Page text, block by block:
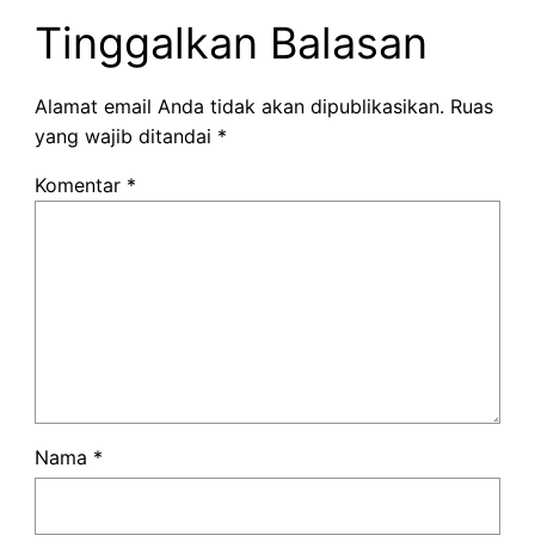
Tinggalkan Balasan
Alamat email Anda tidak akan dipublikasikan. Ruas
yang wajib ditandai *
Komentar *
Nama *